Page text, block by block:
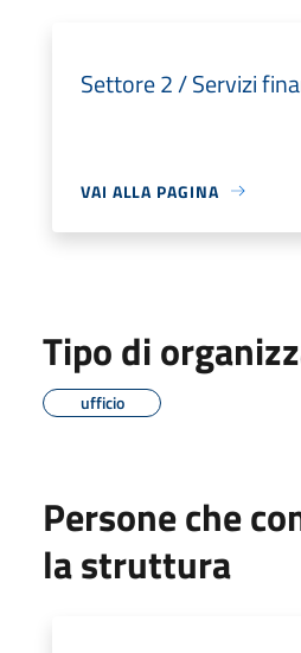
Settore 2 / Servizi
VAI ALLA PAGINA
Tipo di
ufficio
Persone che
la struttura